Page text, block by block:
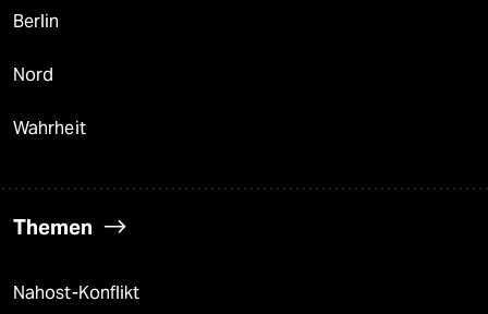
Berlin
Nord
Wahrheit
Themen
Nahost-Konflikt